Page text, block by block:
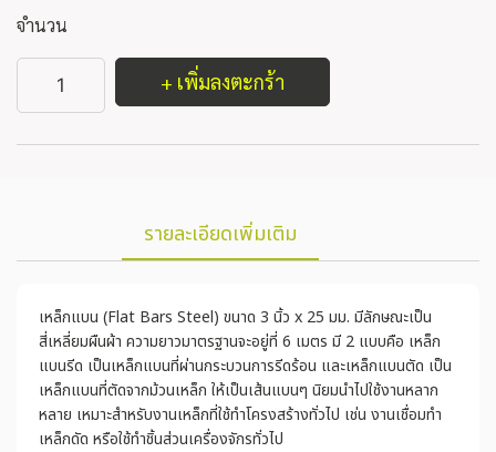
จำนวน
+ เพิ่มลงตะกร้า
รายละเอียดเพิ่มเติม
เหล็กแบน (Flat Bars Steel) ขนาด 3 นิ้ว x 25 มม. มีลักษณะเป็น
สี่เหลี่ยมผืนผ้า ความยาวมาตรฐานจะอยู่ที่ 6 เมตร มี 2 แบบคือ เหล็ก
แบนรีด เป็นเหล็กแบนที่ผ่านกระบวนการรีดร้อน และเหล็กแบนตัด เป็น
เหล็กแบนที่ตัดจากม้วนเหล็ก ให้เป็นเส้นแบนๆ นิยมนำไปใช้งานหลาก
หลาย เหมาะสำหรับงานเหล็กที่ใช้ทำโครงสร้างทั่วไป เช่น งานเชื่อมทำ
เหล็กดัด หรือใช้ทำชิ้นส่วนเครื่องจักรทั่วไป